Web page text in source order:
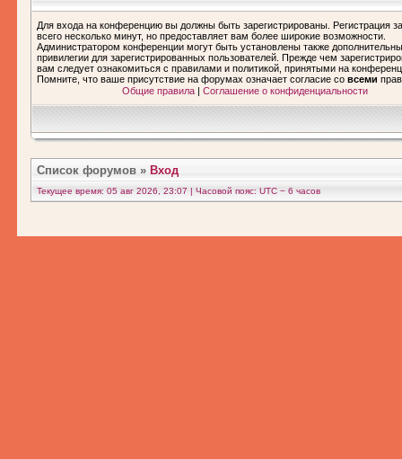
Для входа на конференцию вы должны быть зарегистрированы. Регистрация
всего несколько минут, но предоставляет вам более широкие возможности.
Администратором конференции могут быть установлены также
привилегии для зарегистрированных пользователей. Прежде чем
вам следует ознакомиться с правилами и политикой, принятыми на
Помните, что ваше присутствие на форумах означает согласие со всеми
Общие правила| Соглашение о конфиденциальности
Список форумов » Вход
Текущее время: 05 авг 2026, 23:07 | Часовой пояс: UTC − 6 часов